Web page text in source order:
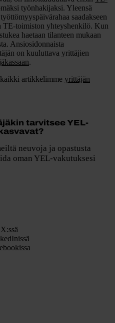
työnhakijaksi. Yleensä
saadakseen
TE-toimiston yhteyshenkilö. Kun
haetaan tilanteen mukaan
Ansiosidonnaista
on kuuluttava yrittäjien
.
artikkelimme yrittäjän
tarvitsee YEL-
neuvoja ja opastusta
oman YEL-vakutuksesi